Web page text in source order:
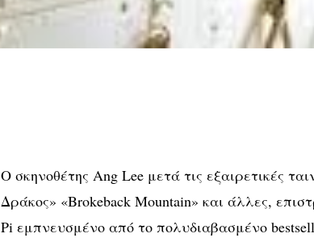
Ο σκηνοθέτης Ang Lee μετά τις εξαιρετικές
Δράκος» «Brokeback Mountain» και άλλες,
Pi εμπνευσμένο από το πολυδιαβασμένο